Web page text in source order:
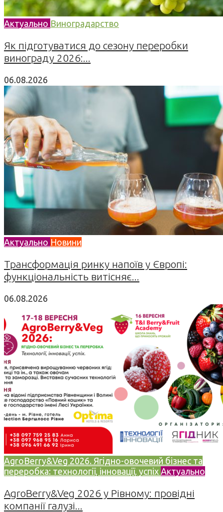
Актуально Виноградарство
Як підготуватися до сезону переробки
винограду 2026:...
06.08.2026
Актуально Новини
Трансформація ринку напоїв у Європі:
функціональність витісняє...
06.08.2026
AgroBerry&Veg 2026. Ягідно-овочевий бізнес та
переробка: технології, інновації, успіх Актуально
AgroBerry&Veg 2026 у Рівному: провідні
компанії галузі...